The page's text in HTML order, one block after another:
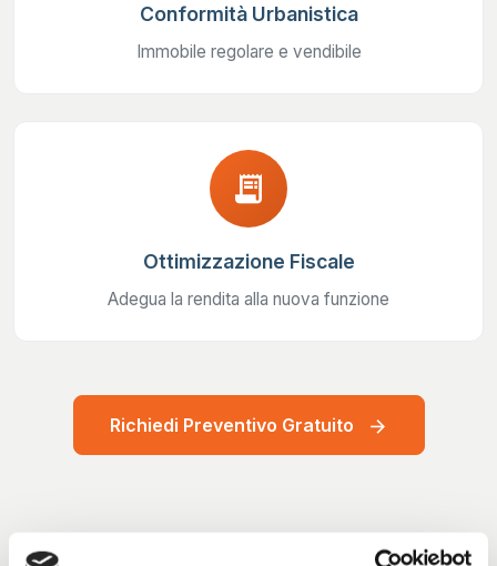
Conformità Urbanistica
Immobile regolare e vendibile
receipt_long
Ottimizzazione Fiscale
Adegua la rendita alla nuova funzione
Richiedi Preventivo Gratuito arrow_forward